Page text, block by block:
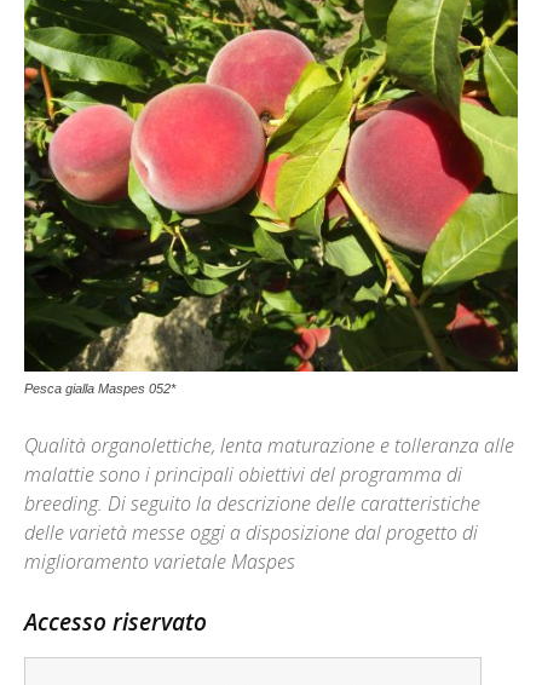
Pesca gialla Maspes 052*
Qualità organolettiche, lenta maturazione e tolleranza alle
malattie sono i principali obiettivi del programma di
breeding. Di seguito la descrizione delle caratteristiche
delle varietà messe oggi a disposizione dal progetto di
miglioramento varietale Maspes
Accesso riservato